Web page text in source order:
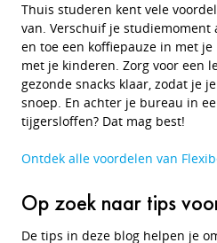
Thuis studeren kent vele
van. Verschuif je
en toe een koffiepauze in met
met je kinderen. Zorg voor een
gezonde snacks klaar, zodat je
snoep. En achter je bureau in
tijgersloffen? Dat mag best!
Ontdek alle voordelen van
Op zoek naar tips
De tips in deze blog helpen je